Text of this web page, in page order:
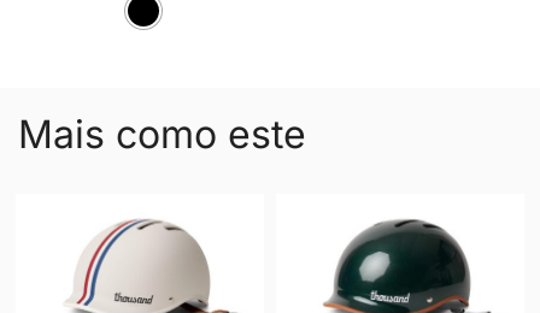
Mais como este